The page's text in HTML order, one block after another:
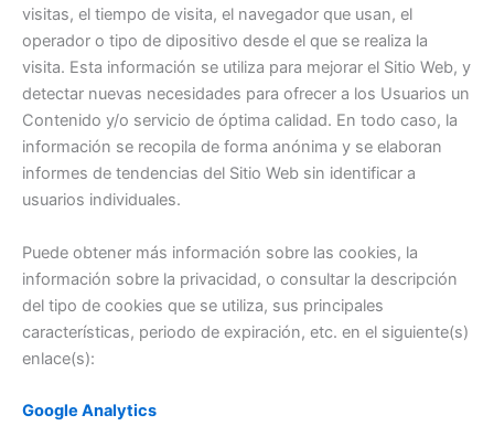
visitas, el tiempo de visita, el navegador que usan, el
operador o tipo de dipositivo desde el que se realiza la
visita. Esta información se utiliza para mejorar el Sitio Web, y
detectar nuevas necesidades para ofrecer a los Usuarios un
Contenido y/o servicio de óptima calidad. En todo caso, la
información se recopila de forma anónima y se elaboran
informes de tendencias del Sitio Web sin identificar a
usuarios individuales.
Puede obtener más información sobre las cookies, la
información sobre la privacidad, o consultar la descripción
del tipo de cookies que se utiliza, sus principales
características, periodo de expiración, etc. en el siguiente(s)
enlace(s):
Google Analytics